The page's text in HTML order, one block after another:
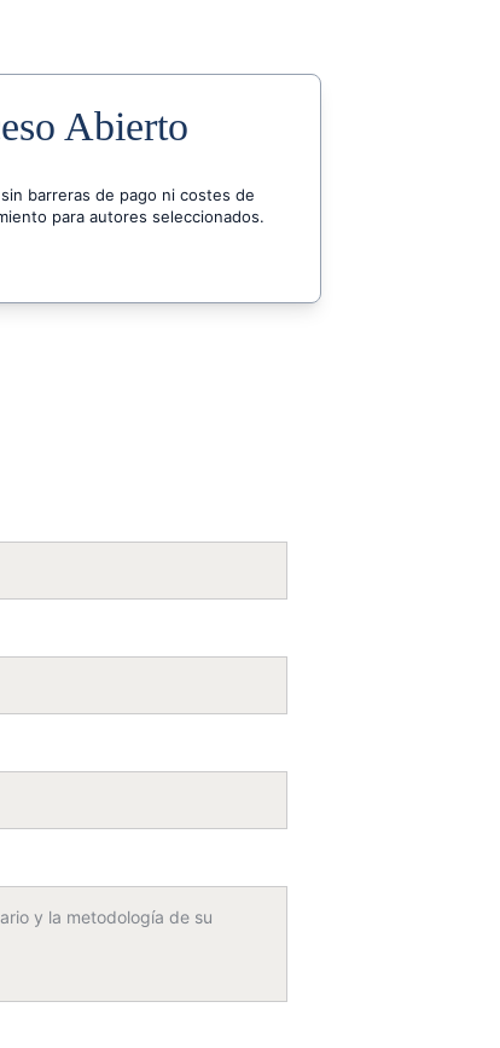
Abierto
barreras de pago ni costes de
para autores seleccionados.